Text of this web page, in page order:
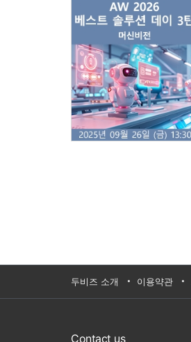
두비즈 소개 이용약관
Contact us